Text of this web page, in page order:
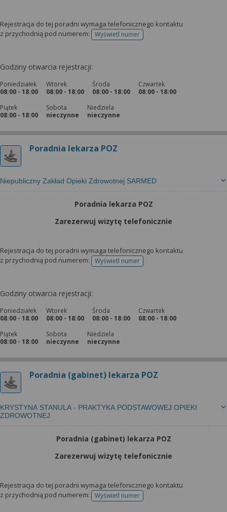
Rejestracja do tej poradni wymaga telefonicznego kontaktu
z przychodnią pod numerem:
Wyświetl numertelefonu do rejestracji
Godziny otwarcia rejestracji:
Poniedziałek
08:00 - 18:00
Wtorek
08:00 - 18:00
Środa
08:00 - 18:00
Czwartek
08:00 - 18:00
Piątek
08:00 - 18:00
Sobota
nieczynne
Niedziela
nieczynne
Poradnia lekarza POZ
Niepubliczny Zakład Opieki Zdrowotnej SARMED
Poradnia lekarza POZ
Zarezerwuj wizytę telefonicznie
Rejestracja do tej poradni wymaga telefonicznego kontaktu
z przychodnią pod numerem:
Wyświetl numertelefonu do rejestracji
Godziny otwarcia rejestracji:
Poniedziałek
08:00 - 18:00
Wtorek
08:00 - 18:00
Środa
08:00 - 18:00
Czwartek
08:00 - 18:00
Piątek
08:00 - 18:00
Sobota
nieczynne
Niedziela
nieczynne
Poradnia (gabinet) lekarza POZ
KRYSTYNA STANULA - PRAKTYKA PODSTAWOWEJ OPIEKI
ZDROWOTNEJ
Poradnia (gabinet) lekarza POZ
Zarezerwuj wizytę telefonicznie
Rejestracja do tej poradni wymaga telefonicznego kontaktu
z przychodnią pod numerem:
Wyświetl numertelefonu do rejestracji